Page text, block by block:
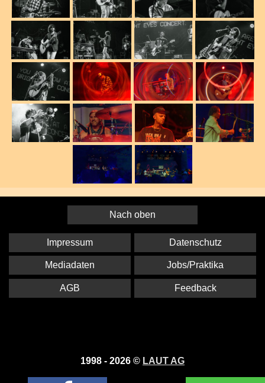
Nach oben
1998 - 2026 © LAUT AG
Impressum Datenschutz
Mediadaten Jobs/Praktika
AGB Feedback